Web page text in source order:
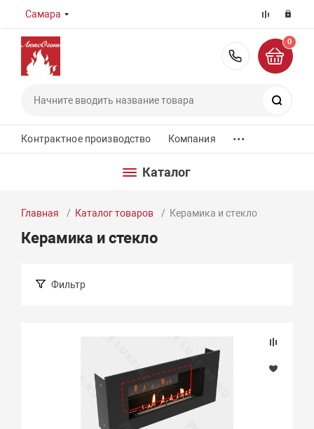
Самара
8 (800)
0
Контрактное производство Компания ...
Каталог
Главная Каталог товаров Керамика и стекло
Керамика и стекло
Фильтр